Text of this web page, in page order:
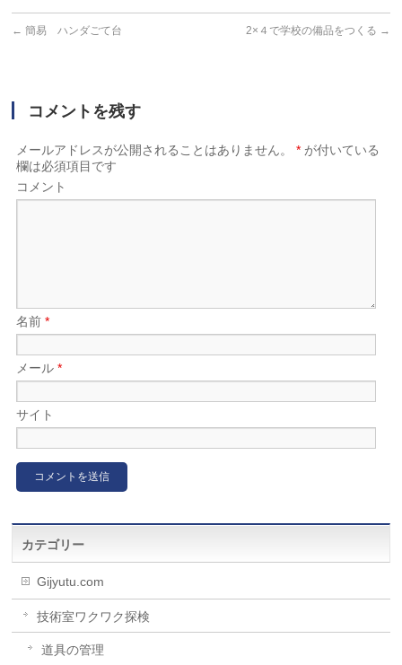
← 簡易 ハンダごて台 2×４で学校の備品をつくる →
コメントを残す
メールアドレスが公開されることはありません。 * が付いている
欄は必須項目です
コメント
名前*
メール*
サイト
カテゴリー
Gijyutu.com
技術室ワクワク探検
道具の管理